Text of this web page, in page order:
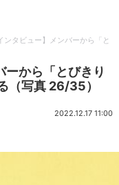
ンタビュー】メンバーから「と
ーから「とびきり
（写真 26/35）
2022.12.17 11:00